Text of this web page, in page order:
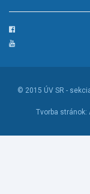
Facebook
YouTube
© 2015 ÚV SR -
Tvorba stránok: